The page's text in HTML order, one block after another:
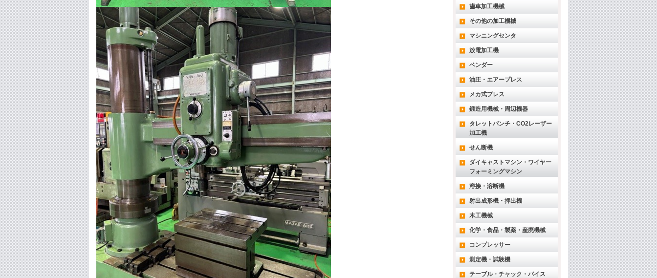
歯車加工機械
その他の加工機械
マシニングセンタ
放電加工機
ベンダー
油圧・エアープレス
メカ式プレス
鍛造用機械・周辺機器
タレットパンチ・CO2レーザー
加工機
せん断機
ダイキャストマシン・ワイヤー
フォーミングマシン
溶接・溶断機
射出成形機・押出機
木工機械
化学・食品・製薬・産廃機械
コンプレッサー
測定機・試験機
テーブル・チャック・バイス